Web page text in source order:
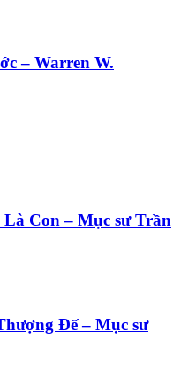
– Warren W.
Con – Mục sư Trần
Đế – Mục sư